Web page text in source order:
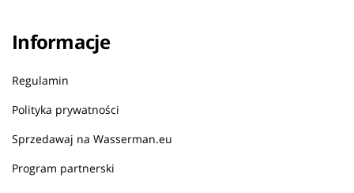
Informacje
Regulamin
Polityka prywatności
Sprzedawaj na Wasserman.eu
Program partnerski